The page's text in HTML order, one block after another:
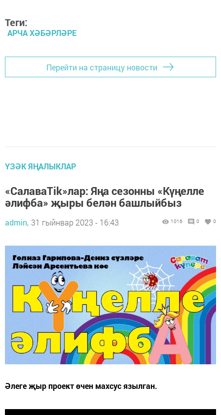
Теги:
АРЧА ХӘБӘРЛӘРЕ
Перейти на страницу новости
ҮЗӘК ЯҢАЛЫКЛАР
«СалаваTik»лар: Яңа сезонны «Күңелле
әлифба» җыры белән башлыйбыз
admin, 31 гыйнвар 2023 - 16:43 1016 0 0
Әлеге җыр проект өчен махсус язылган.